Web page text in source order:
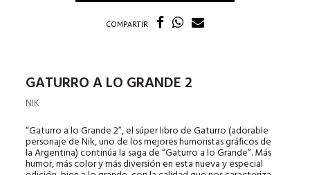
COMPARTIR
GATURRO A LO GRANDE 2
NIK
“Gaturro a lo Grande 2”, el súper libro de Gaturro (adorable
personaje de Nik, uno de los mejores humoristas gráficos de
la Argentina) continúa la saga de “Gaturro a lo Grande”. Más
humor, más color y más diversión en esta nueva y especial